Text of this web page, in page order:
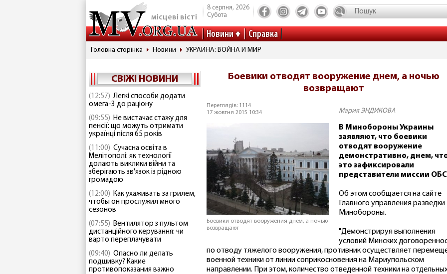
місцеві вісті
8 серпня, 2026
Субота
Новини Справка
Головна сторінка Новини УКРАИНА: ВОЙНА И МИР
СВІЖІ НОВИНИ
(12:57) Легкі способи додати
омега-3 до раціону
(09:55) Не вистачає стажу для
пенсії: що можуть отримати
українці після 65 років
(11:00) Сучасна освіта в
Мелітополі: як технології
долають виклики війни та
зберігають зв'язок із рідною
громадою
(12:00) Как ухаживать за грилем,
чтобы он прослужил много
сезонов
(07:55) Вентилятор з пультом
дистанційного керування: чи
варто переплачувати
(09:40) Опасно ли делать
подшивку? Какие
противопоказания важно
Боевики отводят вооружение днем, а ночью
возвращают
Переглядів: 1114
17 жовтня 2015 10:34
Мария ЭНДИКОВА
Боевики отводят вооружения днем, а ночью
возвращают
В Минобороны Украины
заявляют, что боевики
отводят вооружение
демонстративно, днем,
это зафиксировали
представители миссии
Об этом сообщается на сайте
Главного управления разведки
Минобороны.
"Демонстрируя выполнения
условий Минских
по отводу тяжелого вооружения, противник осуществляет
военной техники от линии соприкосновения на Мариупольском
направлении. При этом, количество отведенной техники на